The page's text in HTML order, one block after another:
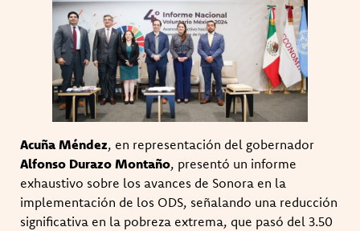
Acuña Méndez, en representación del gobernador
Alfonso Durazo Montaño, presentó un informe
exhaustivo sobre los avances de Sonora en la
implementación de los ODS, señalando una reducción
significativa en la pobreza extrema, que pasó del 3.50